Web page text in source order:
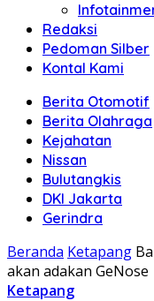
Redaksi
Pedoman Silber
Kontal Kami
Berita Otomotif
Berita Olahraga
Kejahatan
Nissan
Bulutangkis
DKI Jakarta
Gerindra
Beranda Ketapang
akan adakan GeNose
Ketapang